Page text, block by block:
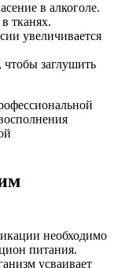
в алкоголе.
тканях.
увеличивается
чтобы заглушить
необходимо
питания.
усваивает